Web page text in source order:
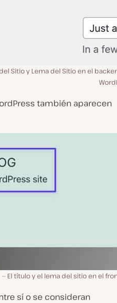
Sitio y Lema del Sitio en el
también aparecen
El título y el lema del sitio en el
sí o se consideran